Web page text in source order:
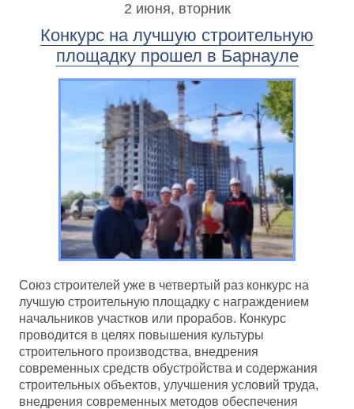
2 июня, вторник
Конкурс на лучшую строительную
площадку прошел в Барнауле
Союз строителей уже в четвертый раз конкурс на
лучшую строительную площадку с награждением
начальников участков или прорабов. Конкурс
проводится в целях повышения культуры
строительного производства, внедрения
современных средств обустройства и содержания
строительных объектов, улучшения условий труда,
внедрения современных методов обеспечения